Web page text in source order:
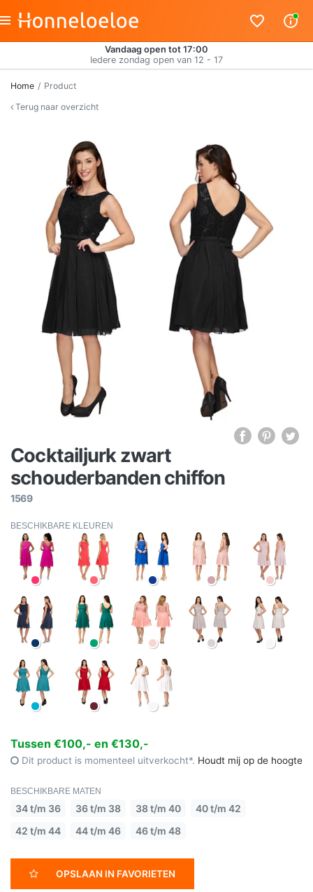
Vandaag open tot 17:00
Iedere zondag open van 12 - 17
Home
Product
Terug naar overzicht
Cocktailjurk zwart
schouderbanden chiffon
1569
BESCHIKBARE KLEUREN
Tussen €100,- en €130,-
Dit product is momenteel uitverkocht*. Houdt mij op de hoogte
BESCHIKBARE MATEN
34 t/m 36 36 t/m 38 38 t/m 40
40 t/m 42
42 t/m 44
44 t/m 46 46 t/m 48
OPSLAAN IN FAVORIETEN